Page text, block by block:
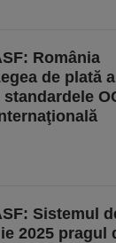
România
de plată a
Sistemul
2025 pragul